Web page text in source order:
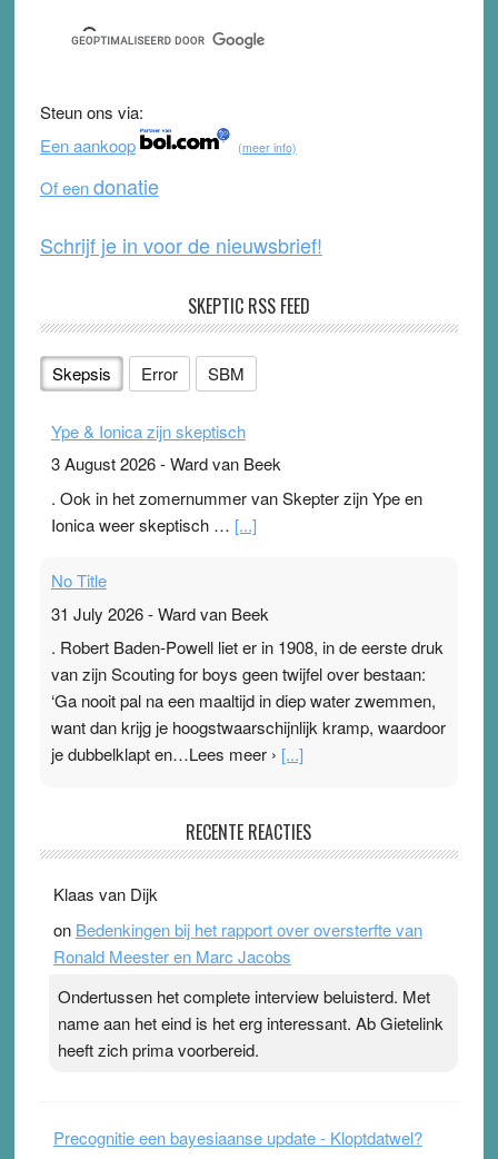
c
e
b
o
o
k
tt
er
u
T
b
e
e
d
Steun ons via:
Een aankoop
(meer info)
Of eendonatie
Schrijf je in voor de nieuwsbrief!
SKEPTIC RSS FEED
Skepsis Error SBM
Ype & Ionica zijn skeptisch
3 August 2026-Ward van Beek
. Ook in het zomernummer van Skepter zijn Ype en
Ionica weer skeptisch … [...]
No Title
31 July 2026-Ward van Beek
. Robert Baden-Powell liet er in 1908, in de eerste druk
van zijn Scouting for boys geen twijfel over bestaan:
‘Ga nooit pal na een maaltijd in diep water zwemmen,
want dan krijg je hoogstwaarschijnlijk kramp, waardoor
je dubbelklapt en…Lees meer › [...]
Ward van Beek
topsporters. Ze hopen ermee hun hartslag te verlagen
terwijl ze meer zuurstof opnemen. Daarop heeft zo’n
pleister geen effect. Maar het gevoel ‘makkelijker te
Pleisterplakkers in de topspsort ›[...]
RECENTE REACTIES
Klaas van Dijk
on Bedenkingen bij het rapport over oversterfte van
Ronald Meester en Marc Jacobs
Ondertussen het complete interview beluisterd. Met
name aan het eind is het erg interessant. Ab Gietelink
heeft zich prima voorbereid.
Precognitie een bayesiaanse update - Kloptdatwel?